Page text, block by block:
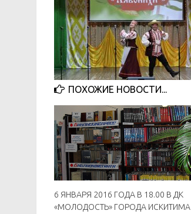
ПОХОЖИЕ НОВОСТИ...
6 ЯНВАРЯ 2016 ГОДА В 18.00 В ДК
«МОЛОДОСТЬ» ГОРОДА ИСКИТИМА